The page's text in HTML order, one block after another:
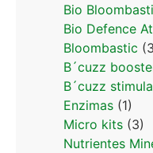
Bio
Bio Defence
Bloombastic
B´cuzz
B´cuzz
Enzimas (1)
Micro kits (3)
Nutrientes